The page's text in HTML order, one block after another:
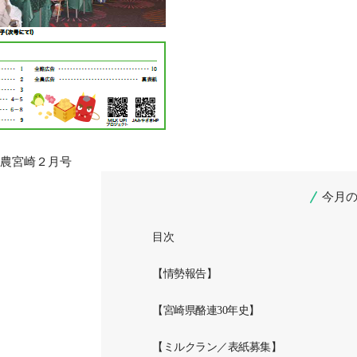
宮崎２月号
今月
目次
【情勢報告】
【宮崎県酪連30年史】
【ミルクラン／表紙募集】